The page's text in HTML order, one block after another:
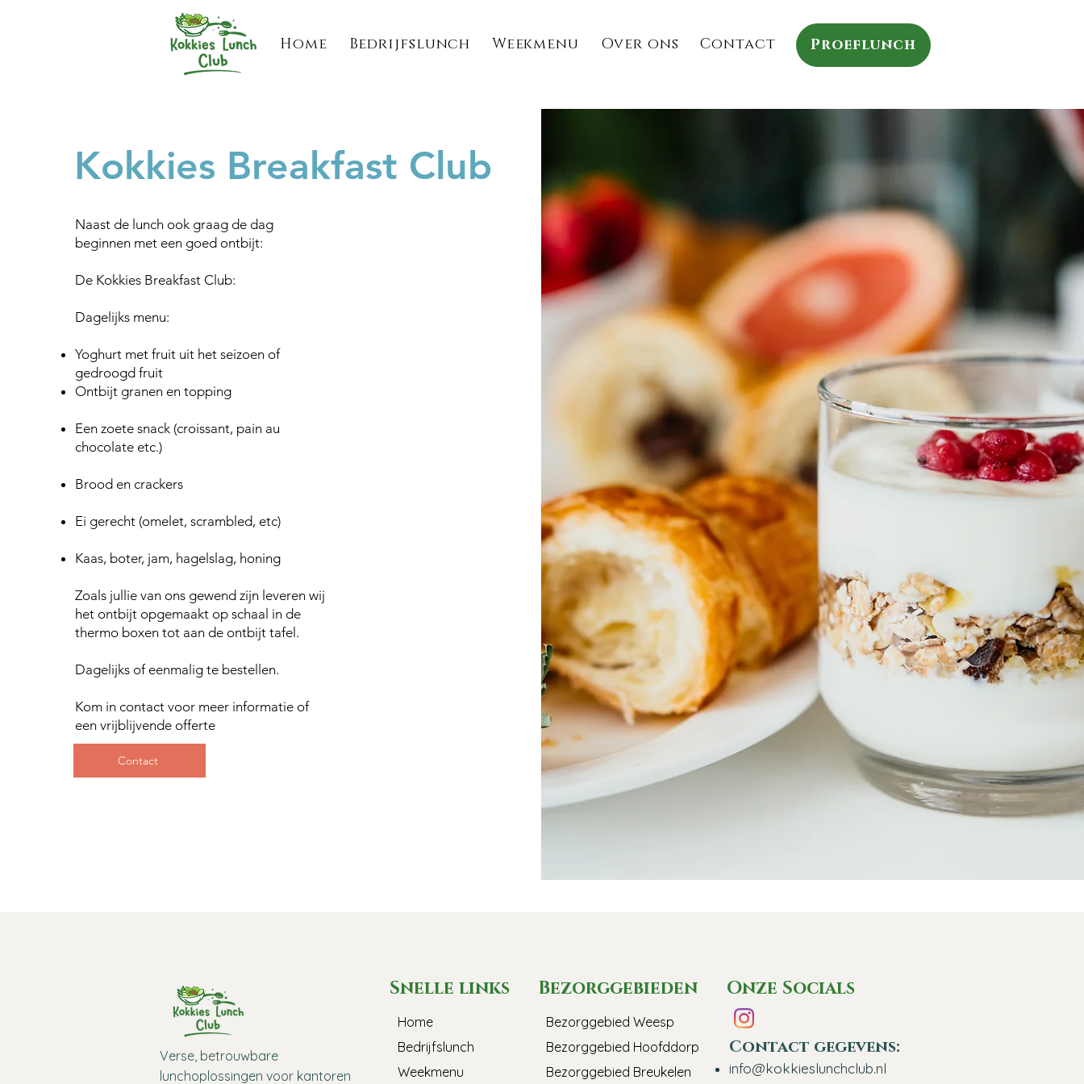
Home Bedrijfslunch Weekmenu Over ons Contact Proeflunch
Kokkies Breakfast Club
Naast de lunch ook graag de dag
beginnen met een goed ontbijt:
De Kokkies Breakfast Club:
Dagelijks menu:
Yoghurt met fruit uit het seizoen of
gedroogd fruit
Ontbijt granen en topping
Een zoete snack (croissant, pain au
chocolate etc.)
Brood en crackers
Ei gerecht (omelet, scrambled, etc)
Kaas, boter, jam, hagelslag, honing
Zoals jullie van ons gewend zijn leveren wij
het ontbijt opgemaakt op schaal in de
thermo boxen tot aan de ontbijt tafel.
Dagelijks of eenmalig te bestellen.
Kom in contact voor meer informatie of
een vrijblijvende offerte
Contact
Verse, betrouwbare
lunchoplossingen voor kantoren
Snelle links
Home
Bedrijfslunch
Weekmenu
Bezorggebieden
Bezorggebied Weesp
Bezorggebied Hoofddorp
Bezorggebied Breukelen
Onze Socials
Contact gegevens:
info@kokkieslunchclub.nl